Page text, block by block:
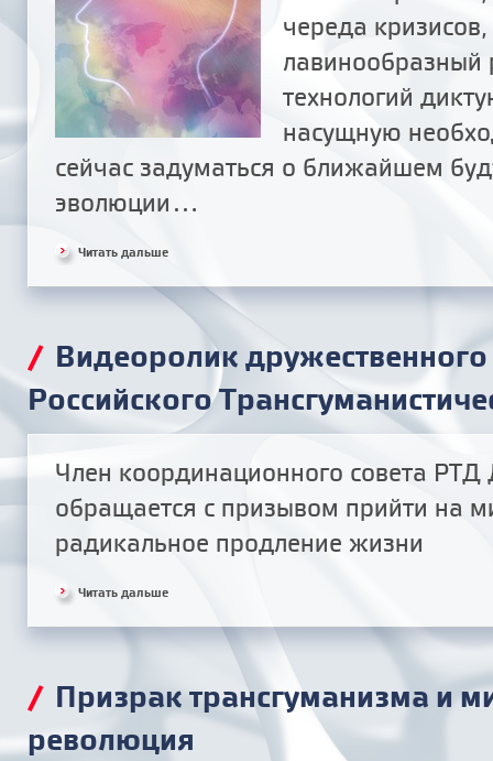
череда
лавинообразный
технологий
насущную
сейчас задуматься о ближайшем
эволюции...
Читать дальше
/ Видеоролик
Российского
Член координационного совета
обращается с призывом прийти на
радикальное продление жизни
Читать дальше
/ Призрак трансгуманизма и
революция